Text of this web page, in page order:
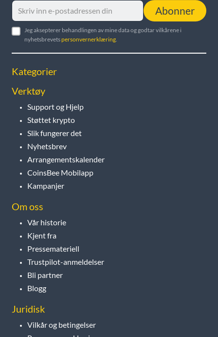
Abonner
Jeg aksepterer behandlingen av mine data og godtar vilkårene i
nyhetsbrevetspersonvernerklæring
Kategorier
Verktøy
Support og Hjelp
Støttet krypto
Slik fungerer det
Nyhetsbrev
Arrangementskalender
CoinsBee Mobilapp
Kampanjer
Om oss
Vår historie
Kjent fra
Pressemateriell
Trustpilot-anmeldelser
Bli partner
Blogg
Juridisk
Vilkår og betingelser